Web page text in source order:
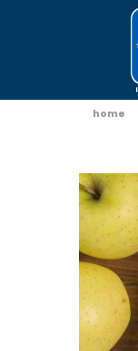
home